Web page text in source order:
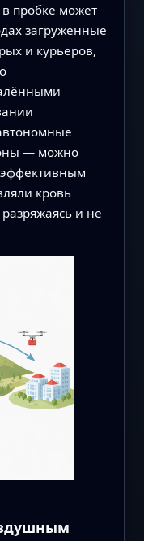
пробке может
загруженные
и курьеров,
— можно
кровь
и не